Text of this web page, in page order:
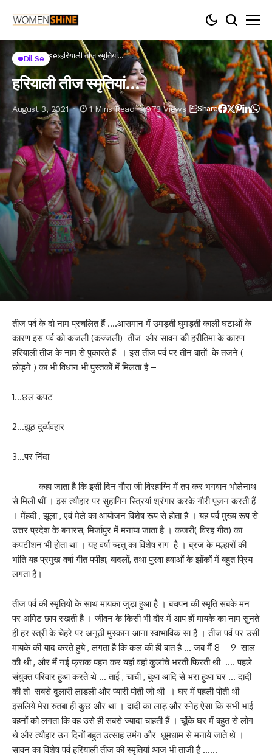
Home Dil se हरियाली तीज स्मृतियां…
Dil Se
हरियाली तीज स्मृतियां…
August 3, 2021 1 Mins Read 973 Views Share
तीज पर्व के दो नाम प्रचलित हैं ….आसमान में उमड़ती घुमड़ती काली घटाओं के
कारण इस पर्व को कजली (कज्जली) तीज और सावन की हरीतिमा के कारण
हरियाली तीज के नाम से पुकारते हैं । इस तीज पर्व पर तीन बातों के तजने (
छोड़ने ) का भी विधान भी पुस्तकों में मिलता है –
1…छल कपट
2…झूठ दुर्व्यवहार
3…पर निंदा
कहा जाता है कि इसी दिन गौरा जी विरहाग्नि में तप कर भगवान भोलेनाथ
से मिली थीं । इस त्यौहार पर सुहागिन स्त्रियां श्रंगार करके गौरी पूजन करती हैं
। मेंहदी , झूला , एवं मेले का आयोजन विशेष रूप से होता है । यह पर्व मुख्य रूप से
उत्तर प्रदेश के बनारस, मिर्जापुर में मनाया जाता है । कजरी( विरह गीत) का
कंपटीशन भी होता था । यह वर्षा ऋतु का विशेष राग है । ब्रज के मल्हारों की
भांति यह प्रमुख वर्षा गीत पपीहा, बादलों, तथा पुरवा हवाओं के झोंकों में बहुत प्रिय
लगता है।
तीज पर्व की स्मृतियों के साथ मायका जुड़ा हुआ है । बचपन की स्मृति सबके मन
पर अमिट छाप रखती है । जीवन के किसी भी दौर में आप हों मायके का नाम सुनते
ही हर स्त्री के चेहरे पर अनूठी मुस्कान आना स्वाभाविक सा है । तीज पर्व पर उसी
मायके की याद करते हुये , लगता है कि कल की ही बात है … जब मैं 8 – 9 साल
की थी , और मैं नई फ्राक पहन कर यहां वहां कुलांचे भरती फिरती थी …. पहले
संयुक्त परिवार हुआ करते थे … ताई , चाची , बुआ आदि से भरा हुआ घर … दादी
की तो सबसे दुलारी लाडली और प्यारी पोती जो थी । घर में पहली पोती थी
इसलिये मेरा रुतबा ही कुछ और था । दादी का लाड़ और स्नेह ऐसा कि सभी भाई
बहनों को लगता कि वह उसे ही सबसे ज्यादा चाहती हैं । चूंकि घर में बहुत से लोग
थे और त्यौहार उन दिनों बहुत उत्साह उमंग और धूमधाम से मनाये जाते थे ।
सावन का विशेष पर्व हरियाली तीज की स्मृतियां आज भी ताजी हैं ……